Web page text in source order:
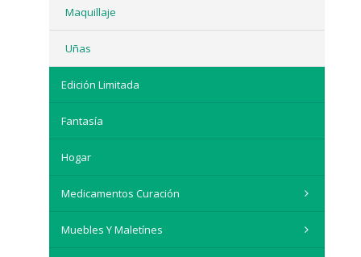
Maquillaje
Uñas
Edición Limitada
Fantasía
Hogar
Medicamentos Curación
Muebles Y Maletínes